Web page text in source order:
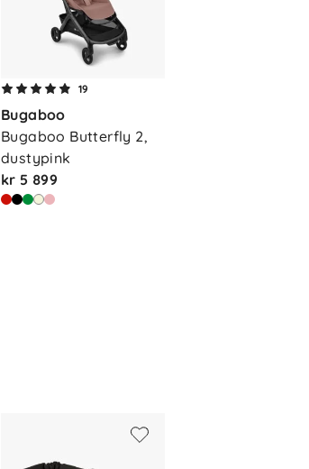
19
Bugaboo
Bugaboo Butterfly 2,
dustypink
kr 5 899